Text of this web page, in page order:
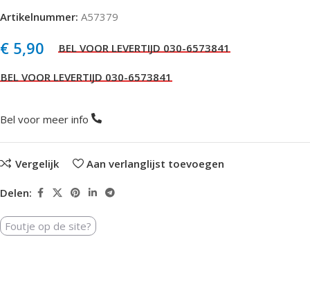
Artikelnummer: A57379
€ 5,90
Bel voor meer info
Vergelijk Aan verlanglijst toevoegen
Delen:
Foutje op de site?